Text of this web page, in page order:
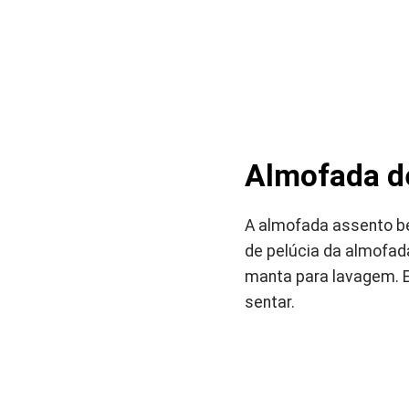
Almofada
A almofada assento
de pelúcia da
manta para lavagem.
sentar.